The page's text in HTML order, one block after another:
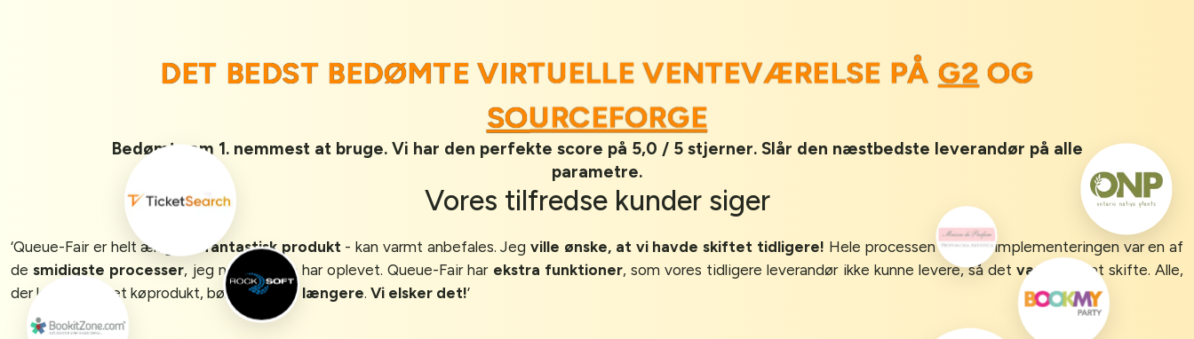
DET BEDST BEDØMTE VIRTUELLE VENTEVÆRELSE PÅG2OG
SOURCEFORGE
Bedømt som 1. nemmest at bruge. Vi har den perfekte score på 5,0 / 5 stjerner. Slår den næstbedste leverandør på alle
parametre.
Vores tilfredse kunder siger
‘Queue-Fair er helt ærligt et fantastisk produkt - kan varmt anbefales. Jegville ønske, at vi havde skiftet tidligere! Hele processen frem til implementeringen var en af
desmidigste processer, jeg nogensinde har oplevet. Queue-Fair har ekstra funktioner, som vores tidligere leverandør ikke kunne levere, så detvar nemt at skifte. Alle,
der leder efter et køprodukt, bør
ikke lede længere. Vi elsker det!’